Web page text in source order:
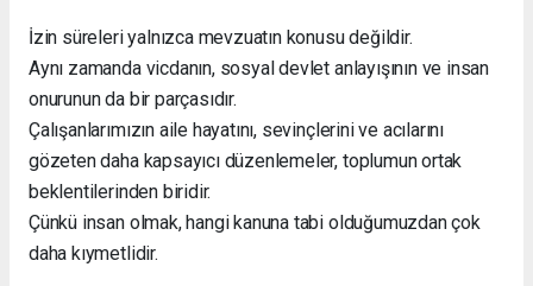
İzin süreleri yalnızca mevzuatın konusu değildir.
Aynı zamanda vicdanın, sosyal devlet anlayışının ve insan
onurunun da bir parçasıdır.
Çalışanlarımızın aile hayatını, sevinçlerini ve acılarını
gözeten daha kapsayıcı düzenlemeler, toplumun ortak
beklentilerinden biridir.
Çünkü insan olmak, hangi kanuna tabi olduğumuzdan çok
daha kıymetlidir.